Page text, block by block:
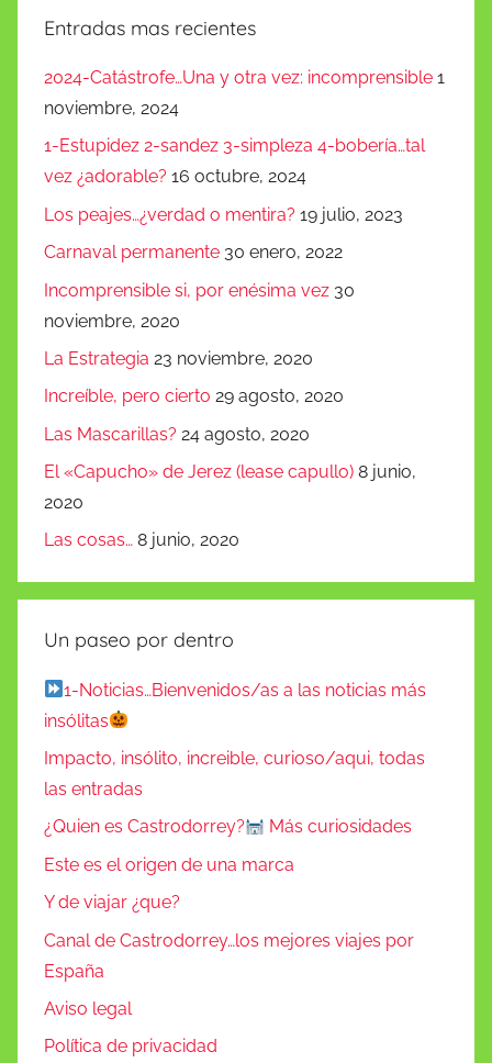
Entradas mas recientes
2024-Catástrofe…Una y otra vez: incomprensible 1
noviembre, 2024
1-Estupidez 2-sandez 3-simpleza 4-bobería…tal
vez ¿adorable? 16 octubre, 2024
Los peajes…¿verdad o mentira? 19 julio, 2023
Carnaval permanente 30 enero, 2022
Incomprensible si, por enésima vez 30
noviembre, 2020
La Estrategia 23 noviembre, 2020
Increíble, pero cierto 29 agosto, 2020
Las Mascarillas? 24 agosto, 2020
El «Capucho» de Jerez (lease capullo) 8 junio,
2020
Las cosas… 8 junio, 2020
Un paseo por dentro
1-Noticias…Bienvenidos/as a las noticias más
insólitas
Impacto, insólito, increible, curioso/aqui, todas
las entradas
¿Quien es Castrodorrey?
Más curiosidades
Este es el origen de una marca
Y de viajar ¿que?
Canal de Castrodorrey…los mejores viajes por
España
Aviso legal
Política de privacidad